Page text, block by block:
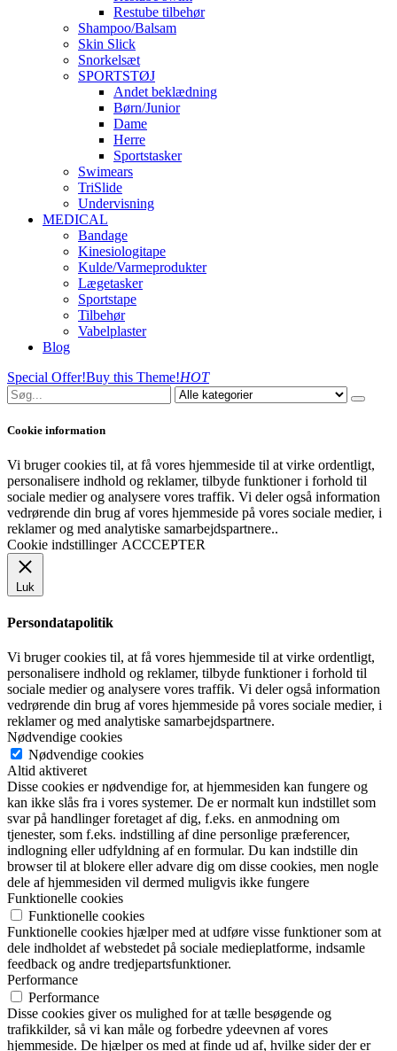
Restube tilbehør
Shampoo/Balsam
Skin Slick
Snorkelsæt
SPORTSTØJ
Andet beklædning
Børn/Junior
Dame
Herre
Sportstasker
Swimears
TriSlide
Undervisning
MEDICAL
Bandage
Kinesiologitape
Kulde/Varmeprodukter
Lægetasker
Sportstape
Tilbehør
Vabelplaster
Blog
Special Offer!Buy this Theme!HOT
Cookie information
Vi bruger cookies til, at få vores hjemmeside til at virke ordentligt,
personalisere indhold og reklamer, tilbyde funktioner i forhold til
sociale medier og analysere vores traffik. Vi deler også information
vedrørende din brug af vores hjemmeside på vores sociale medier, i
reklamer og med analytiske samarbejdspartnere..
Cookie indstillinger ACCCEPTER
Luk
Persondatapolitik
Vi bruger cookies til, at få vores hjemmeside til at virke ordentligt,
personalisere indhold og reklamer, tilbyde funktioner i forhold til
sociale medier og analysere vores traffik. Vi deler også information
vedrørende din brug af vores hjemmeside på vores sociale medier, i
reklamer og med analytiske samarbejdspartnere.
Nødvendige cookies
Nødvendige cookies
Altid aktiveret
Disse cookies er nødvendige for, at hjemmesiden kan fungere og
kan ikke slås fra i vores systemer. De er normalt kun indstillet som
svar på handlinger foretaget af dig, f.eks. en anmodning om
tjenester, som f.eks. indstilling af dine personlige præferencer,
indlogning eller udfyldning af en formular. Du kan indstille din
browser til at blokere eller advare dig om disse cookies, men nogle
dele af hjemmesiden vil dermed muligvis ikke fungere
Funktionelle cookies
Funktionelle cookies
Funktionelle cookies hjælper med at udføre visse funktioner som at
dele indholdet af webstedet på sociale medieplatforme, indsamle
feedback og andre tredjepartsfunktioner.
Performance
Performance
Disse cookies giver os mulighed for at tælle besøgende og
trafikkilder, så vi kan måle og forbedre ydeevnen af vores
hjemmeside. De hjælper os med at finde ud af, hvilke sider der er